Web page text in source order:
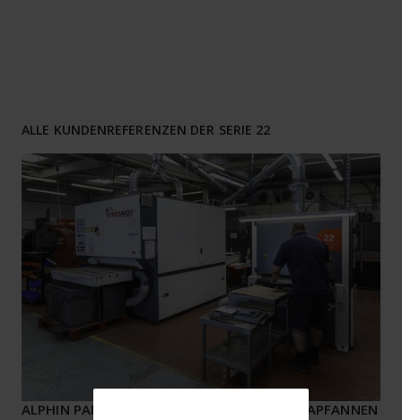
ALLE KUNDENREFERENZEN DER SERIE 22
ALPHIN PANS – EINER FÜR ALLES – VON PIZZAPFANNEN